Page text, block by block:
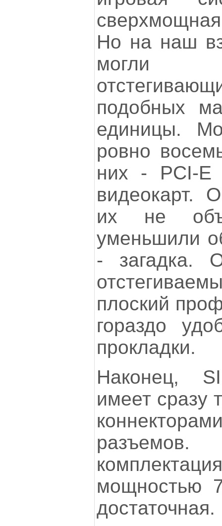
Но на наш
могли
подобных
единицы.
ровно
них - PCI-E
видеокарт.
их не
уменьшили
- загадка.
плоский
гораздо
прокладки.
Наконец,
имеет сразу
мощностью
достаточная.